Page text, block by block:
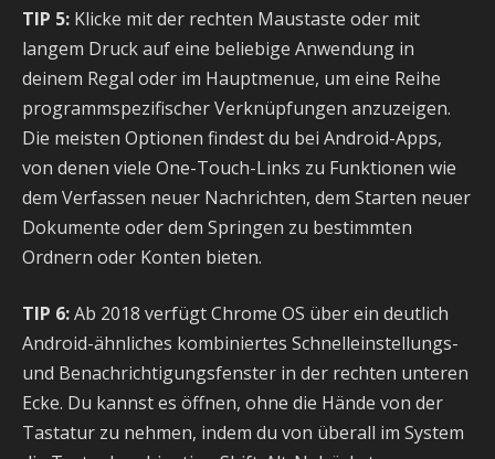
TIP 5: Klicke mit der rechten Maustaste oder mit
langem Druck auf eine beliebige Anwendung in
deinem Regal oder im Hauptmenue, um eine Reihe
programmspezifischer Verknüpfungen anzuzeigen.
Die meisten Optionen findest du bei Android-Apps,
von denen viele One-Touch-Links zu Funktionen wie
dem Verfassen neuer Nachrichten, dem Starten neuer
Dokumente oder dem Springen zu bestimmten
Ordnern oder Konten bieten.
TIP 6:Ab 2018 verfügt Chrome OS über ein deutlich
Android-ähnliches kombiniertes Schnelleinstellungs-
und Benachrichtigungsfenster in der rechten unteren
Ecke. Du kannst es öffnen, ohne die Hände von der
Tastatur zu nehmen, indem du von überall im System